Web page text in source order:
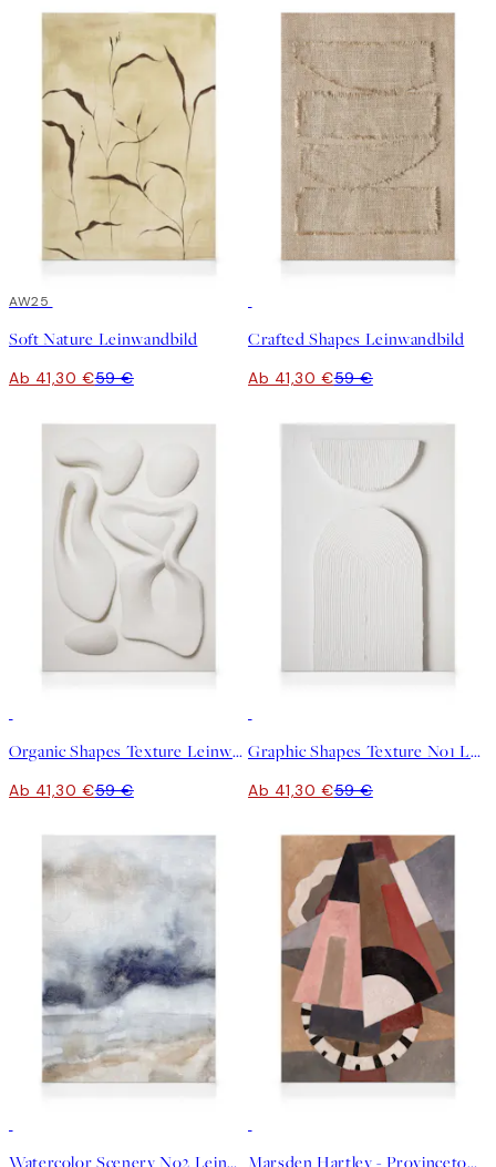
30%*
AW25
Soft Nature Leinwandbild
Ab 41,30 €59 €
Crafted Shapes Leinwandbild
Ab 41,30 €59 €
Organic Shapes Texture Leinwandbild
Ab 41,30 €59 €
Graphic Shapes Texture No1 Leinwandbild
Ab 41,30 €59 €
Watercolor Scenery No2 Leinwandbild Marsden Hartley - Provincetown Leinwandbild